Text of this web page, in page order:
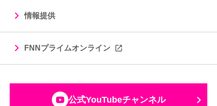
情報提供
FNNプライムオンライン
公式YouTubeチャンネル